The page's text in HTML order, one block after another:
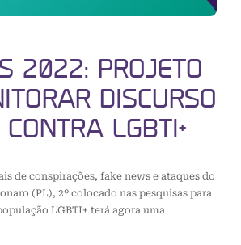
2022: PROJETO
DISCURSO
LGBTI+
de conspirações, fake news e ataques do
(PL), 2º colocado nas pesquisas para
LGBTI+ terá agora uma